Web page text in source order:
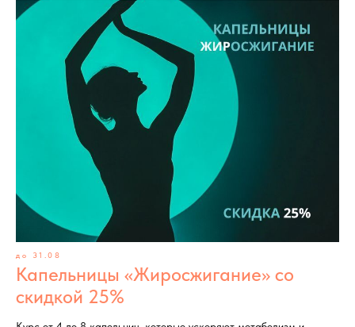
до 31.08
Капельницы «Жиросжигание» со
скидкой 25%